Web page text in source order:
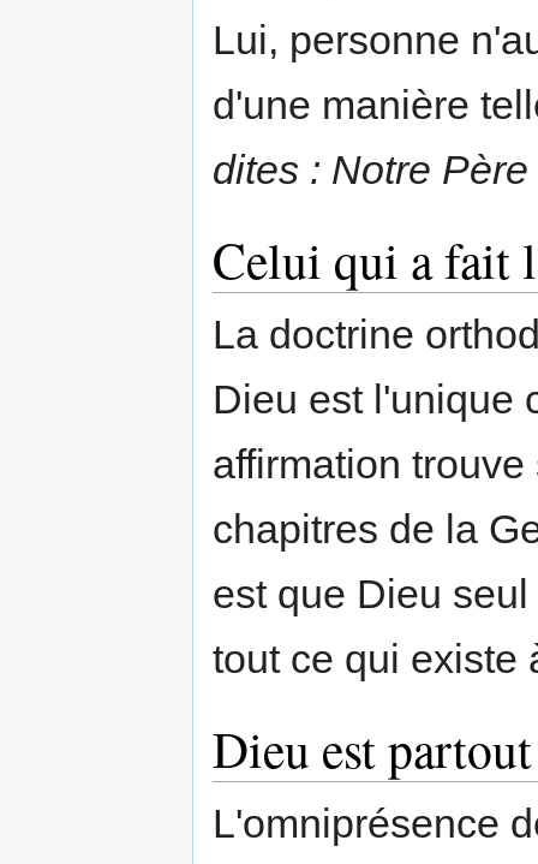
Lui, personne
d'une manière
dites : Notre
Celui qui a fait
La doctrine
Dieu est l'unique
affirmation
chapitres de la
est que Dieu
tout ce qui existe
Dieu est partout
L'omniprésence